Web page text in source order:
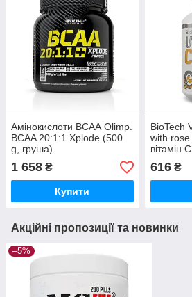
Амінокислоти ВСАА Olimp.
BCAA 20:1:1 Xplode (500
g, груша).
1 658 ₴
Купити
BioTech
with
вітамін
616₴
Акційні пропозиції та новинки
–5%